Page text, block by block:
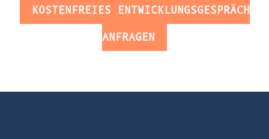
KOSTENFREIES ENTWICKLUNGSGESPRÄCH
ANFRAGEN